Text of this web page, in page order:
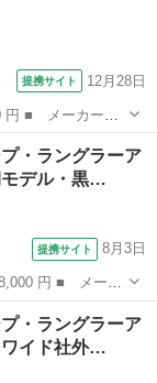
提携サイト 12月28日
ド名： １．
■ ミッショ
・ラングラーア
デル・黒…
提携サイト 8月3日
・ラングラーア
・黒本革シー
・ラングラーア
イド社外…